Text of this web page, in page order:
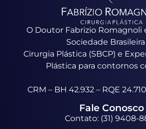
O Doutor Fabrizio Romagnoli
Sociedade
Cirurgia Plástica (SBCP) e
Plástica para contornos
CRM – BH 42.932 – RQE 24.710
Fale Conosco
Contato: (31) 9408-